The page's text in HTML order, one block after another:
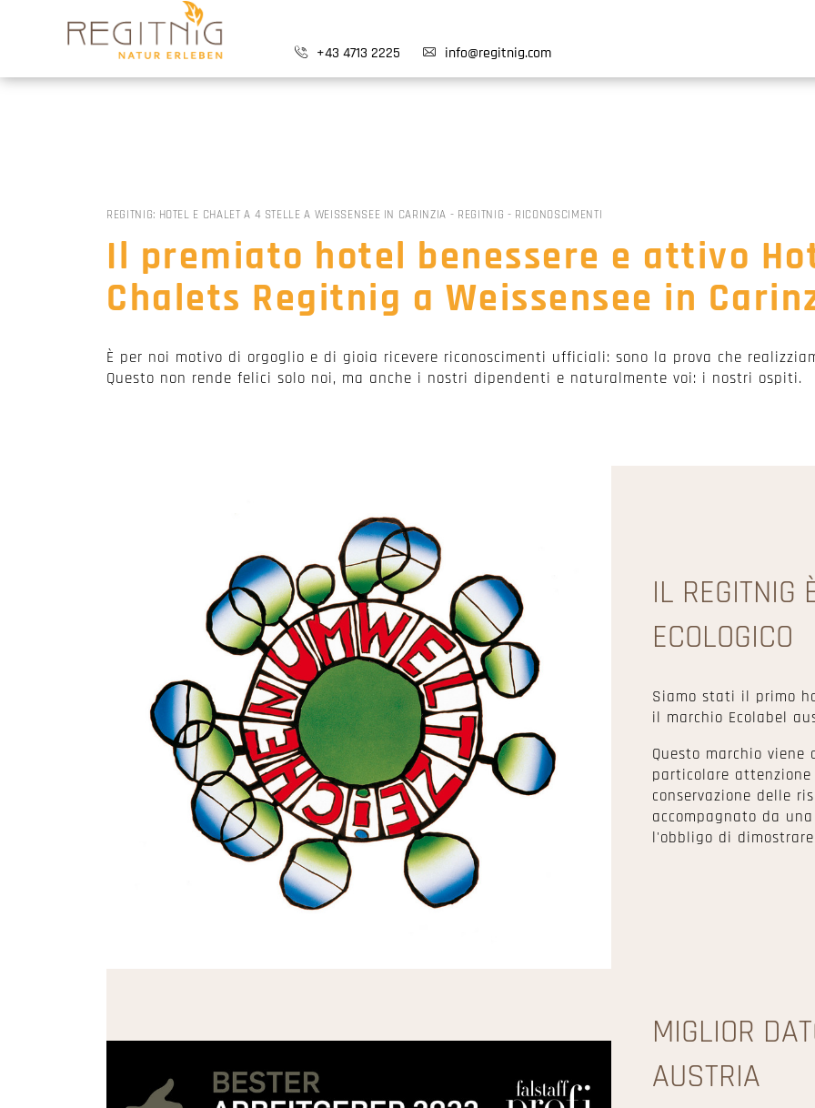
+43 4713 2225 info@regitnig.com
REGITNIG: HOTEL E CHALET A 4 STELLE A WEISSENSEE IN CARINZIA - REGITNIG - RICONOSCIMENTI
Il premiato hotel benessere e attivo
Chalets Regitnig a Weissensee in
È per noi motivo di orgoglio e di gioia ricevere riconoscimenti ufficiali: sono la prova che
Questo non rende felici solo noi, ma anche i nostri dipendenti e naturalmente voi: i nostri ospiti.
IL REGITNIG
ECOLOGICO
Siamo stati il primo
il marchio Ecolabel
Questo marchio
particolare
conservazione delle
accompagnato da
l'obbligo di
MIGLIOR
AUSTRIA